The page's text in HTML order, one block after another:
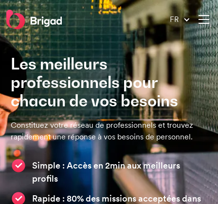
FR
Les meilleurs
professionnels pour
chacun de vos besoins
Constituez votre réseau de professionnels et trouvez
rapidement une réponse à vos besoins de personnel.
Simple : Accès en 2min aux meilleurs
profils
Rapide : 80% des missions acceptées dans